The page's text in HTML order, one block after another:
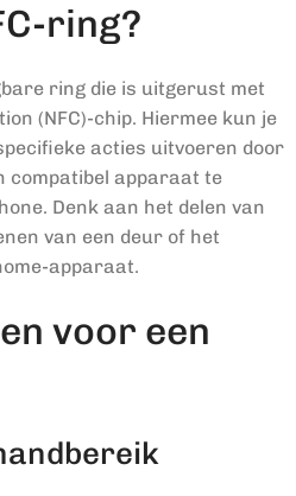
ring?
ring die is uitgerust met
(NFC)-chip. Hiermee kun je
acties uitvoeren door
compatibel apparaat te
Denk aan het delen van
van een deur of het
apparaat.
voor een